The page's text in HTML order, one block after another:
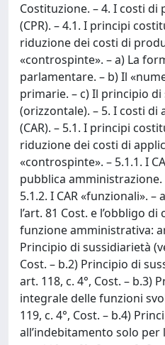
Costituzione. – 4. I costi
(CPR). – 4.1. I principi
riduzione dei costi di
«controspinte». – a) La
parlamentare. – b) Il
primarie. – c) Il principio
(orizzontale). – 5. I costi di
(CAR). – 5.1. I principi
riduzione dei costi di
«controspinte». – 5.1.1. I
pubblica
5.1.2. I CAR «funzionali».
l’art. 81 Cost. e l’obbligo
funzione amministrativa:
Principio di sussidiarietà
Cost. – b.2) Principio di
art. 118, c. 4°, Cost. – b.3)
integrale delle funzioni
119, c. 4°, Cost. – b.4)
all’indebitamento solo per